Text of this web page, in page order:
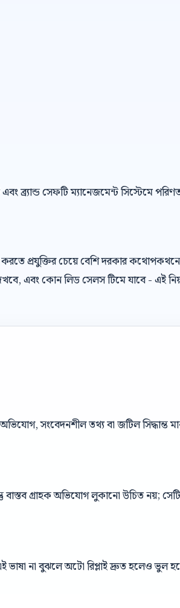
ব্র্যান্ড সেফটি ম্যানেজমেন্ট সিস্টেমে
প্রযুক্তির চেয়ে বেশি দরকার
এবং কোন লিড সেলস টিমে যাবে - এই
সংবেদনশীল তথ্য বা জটিল সিদ্ধান্ত
বাস্তব গ্রাহক অভিযোগ লুকানো উচিত নয়;
ভাষা না বুঝলে অটো রিপ্লাই দ্রুত হলেও ভুল